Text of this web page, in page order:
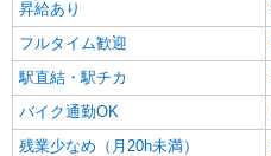
昇給あり
フルタイム歓迎
駅直結・駅チカ
バイク通勤OK
残業少なめ（月20h未満）